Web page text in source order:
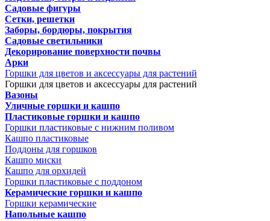
Садовые фигуры
Сетки, решетки
Заборы, бордюры, покрытия
Садовые светильники
Декорирование поверхности почвы
Арки
Горшки для цветов и аксессуары для растений
Горшки для цветов и аксессуары для растений
Вазоны
Уличные горшки и кашпо
Пластиковые горшки и кашпо
Горшки пластиковые с нижним поливом
Кашпо пластиковые
Поддоны для горшков
Кашпо миски
Кашпо для орхидей
Горшки пластиковые с поддоном
Керамические горшки и кашпо
Горшки керамические
Напольные кашпо